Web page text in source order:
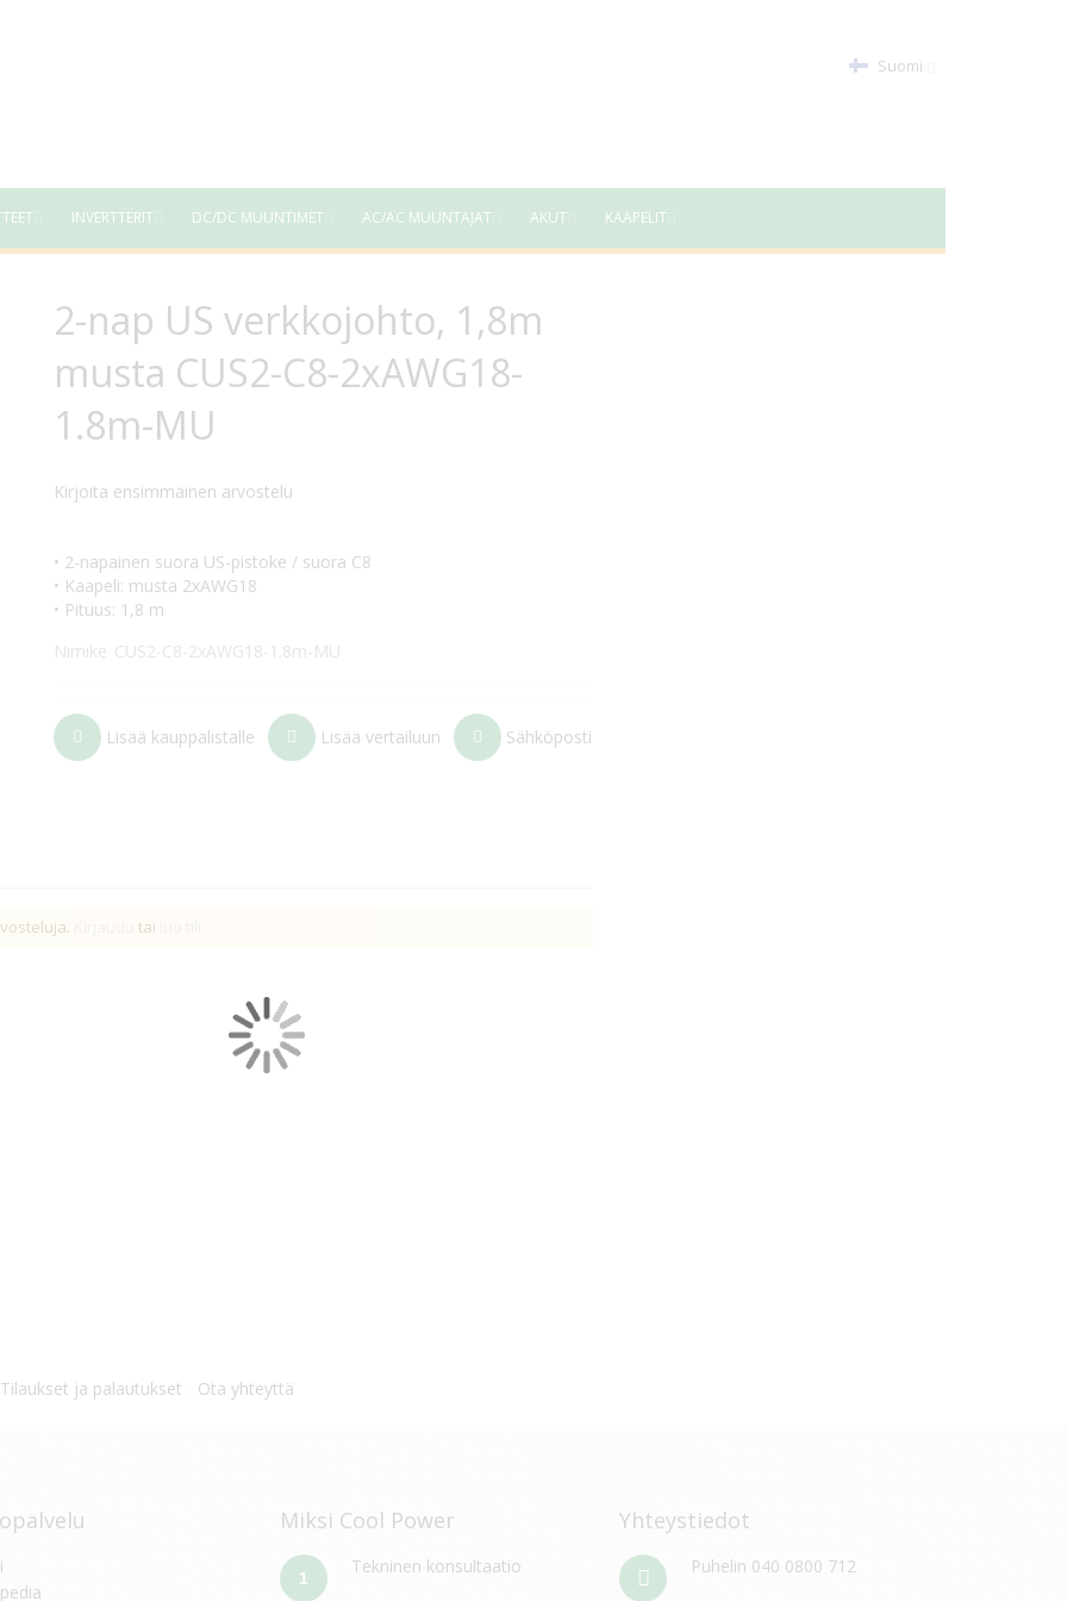
Suomi
INVERTTERIT DC/DC MUUNTIMET AC/AC MUUNTAJAT AKUT KAAPELIT
2-nap US verkkojohto, 1,8m
musta CUS2-C8-2xAWG18-
1.8m-MU
Kirjoita ensimmäinen arvostelu
• 2-napainen suora US-pistoke / suora C8
• Kaapeli: musta 2xAWG18
• Pituus: 1,8 m
Nimike CUS2-C8-2xAWG18-1.8m-MU
Lisää kauppalistalle Lisää vertailuun Sähköposti
US-pistokkeella ja C7-liittimellä varustettu 1,8m virtajohto.
tai
Tilaukset ja palautukset Ota yhteyttä
Miksi Cool Power
1
Tekninen konsultaatio
Yhteystiedot
Puhelin 040 0800 712